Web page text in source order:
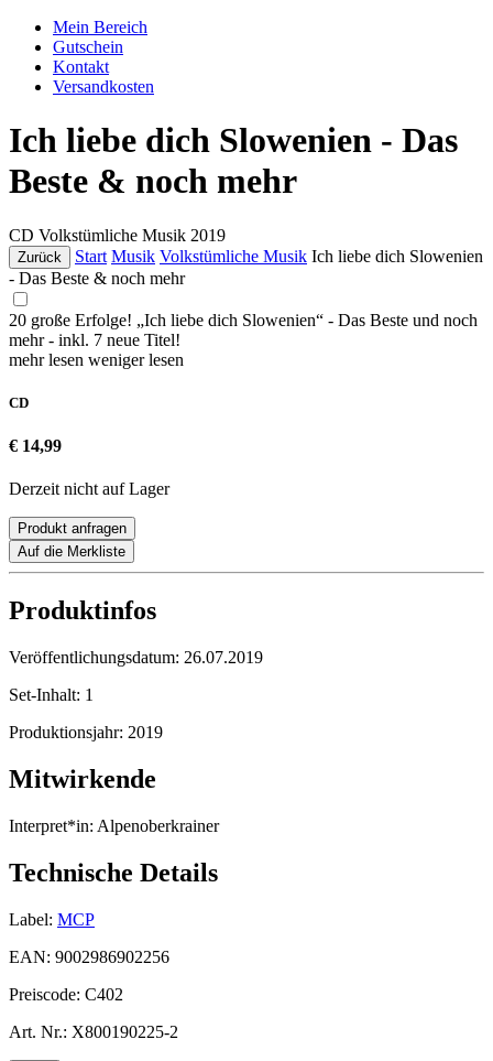
Mein Bereich
Gutschein
Kontakt
Versandkosten
Ich liebe dich Slowenien - Das
Beste & noch mehr
CD Volkstümliche Musik 2019
Zurück Start Musik Volkstümliche Musik Ich liebe dich Slowenien
- Das Beste & noch mehr
20 große Erfolge! „Ich liebe dich Slowenien“ - Das Beste und noch
mehr - inkl. 7 neue Titel!
mehr lesen weniger lesen
CD
€ 14,99
Derzeit nicht auf Lager
Produkt anfragen
Auf die Merkliste
Produktinfos
Veröffentlichungsdatum: 26.07.2019
Set-Inhalt: 1
Produktionsjahr: 2019
Mitwirkende
Interpret*in: Alpenoberkrainer
Technische Details
Label: MCP
EAN: 9002986902256
Preiscode: C402
Art. Nr.: X800190225-2